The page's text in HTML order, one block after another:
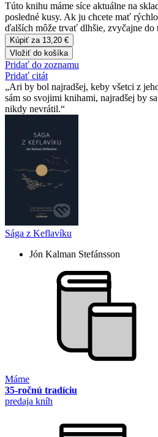
Túto knihu máme síce aktuálne na
posledné kusy. Ak ju chcete mať
ďalších môže trvať dlhšie, zvyčajne do
Kúpiť za 13,20 €
Vložiť do košíka
Pridať do zoznamu
Pridať citát
Ari by bol najradšej, keby všetci z
sám so svojimi knihami, najradšej by
nikdy nevrátil.
Sága z Keflavíku
Jón Kalman Stefánsson
Máme
35-ročnú tradíciu
predaja kníh